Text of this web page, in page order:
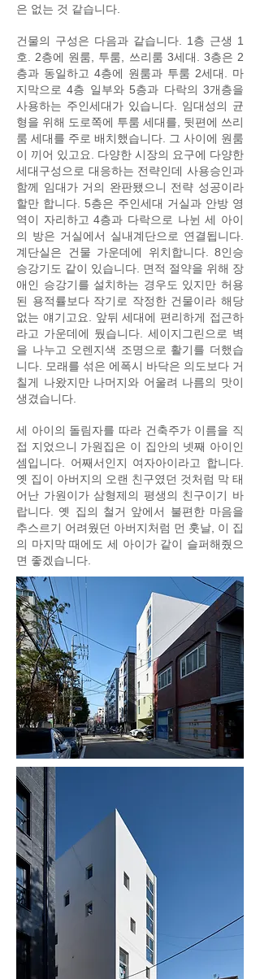
은 없는 것 같습니다.
건물의 구성은 다음과 같습니다. 1층 근생 1
호. 2층에 원룸, 투룸, 쓰리룸 3세대. 3층은 2
층과 동일하고 4층에 원룸과 투룸 2세대. 마
지막으로 4층 일부와 5층과 다락의 3개층을
사용하는 주인세대가 있습니다. 임대성의 균
형을 위해 도로쪽에 투룸 세대를, 뒷편에 쓰리
룸 세대를 주로 배치했습니다. 그 사이에 원룸
이 끼어 있고요. 다양한 시장의 요구에 다양한
세대구성으로 대응하는 전략인데 사용승인과
함께 임대가 거의 완판됐으니 전략 성공이라
할만 합니다. 5층은 주인세대 거실과 안방 영
역이 자리하고 4층과 다락으로 나뉜 세 아이
의 방은 거실에서 실내계단으로 연결됩니다.
계단실은 건물 가운데에 위치합니다. 8인승
승강기도 같이 있습니다. 면적 절약을 위해 장
애인 승강기를 설치하는 경우도 있지만 허용
된 용적률보다 작기로 작정한 건물이라 해당
없는 얘기고요. 앞뒤 세대에 편리하게 접근하
라고 가운데에 뒀습니다. 세이지그린으로 벽
을 나누고 오렌지색 조명으로 활기를 더했습
니다. 모래를 섞은 에폭시 바닥은 의도보다 거
칠게 나왔지만 나머지와 어울려 나름의 맛이
생겼습니다.
세 아이의 돌림자를 따라 건축주가 이름을 직
접 지었으니 가원집은 이 집안의 넷째 아이인
셈입니다. 어째서인지 여자아이라고 합니다.
옛 집이 아버지의 오랜 친구였던 것처럼 막 태
어난 가원이가 삼형제의 평생의 친구이기 바
랍니다. 옛 집의 철거 앞에서 불편한 마음을
추스르기 어려웠던 아버지처럼 먼 훗날, 이 집
의 마지막 때에도 세 아이가 같이 슬퍼해줬으
면 좋겠습니다.